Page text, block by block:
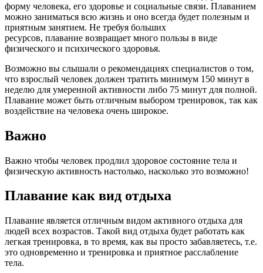
форму человека, его здоровье и социальные связи. Плаванием
можно заниматься всю жизнь и оно всегда будет полезным и
приятным занятием. Не требуя больших
ресурсов, плавание возвращает много пользы в виде
физического и психического здоровья.
Возможно вы слышали о рекомендациях специалистов о том,
что взрослый человек должен тратить минимум 150 минут в
неделю для умеренной активности либо 75 минут для полной.
Плавание может быть отличным выбором тренировок, так как
воздействие на человека очень широкое.
Важно
Важно чтобы человек продлил здоровое состояние тела и
физическую активность настолько, насколько это возможно!
Плавание как вид отдыха
Плавание является отличным видом активного отдыха для
людей всех возрастов. Такой вид отдыха будет работать как
легкая тренировка, в то время, как вы просто забавляетесь, т.е.
это одновременно и тренировка и приятное расслабление
тела.